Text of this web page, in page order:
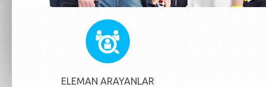
ELEMAN ARAYANLAR